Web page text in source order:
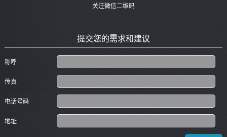
关注微信二维码
提交您的需求和建议
称呼
传真
电话号码
地址